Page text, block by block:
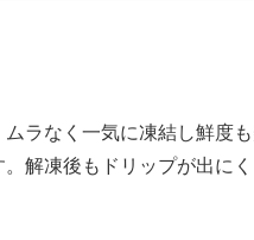
ラなく一気に凍結し鮮度
解凍後もドリップが出に